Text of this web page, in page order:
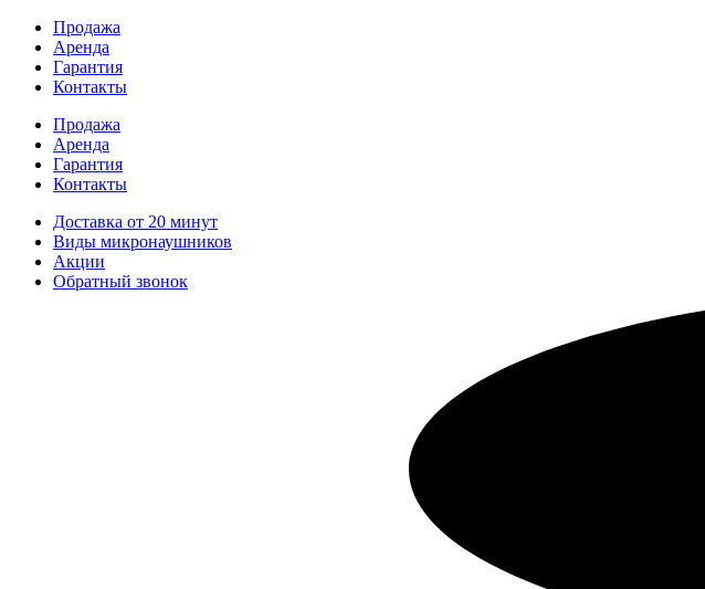
Перейти
содержимому
Продажа
Аренда
Гарантия
Контакты
Продажа
Аренда
Гарантия
Контакты
Доставка от 20 минут
Виды микронаушников
Акции
Обратный звонок